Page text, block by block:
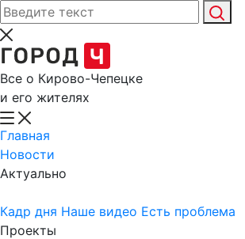
Все о Кирово-Чепецке
и его жителях
Главная
Новости
Актуально
Кадр дня Наше видео Есть проблема
Проекты